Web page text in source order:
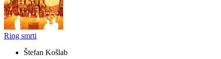
Ring smrti
Štefan Košlab